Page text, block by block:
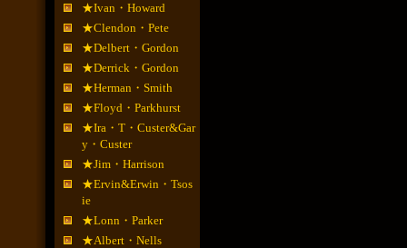
★Ivan・Howard
★Clendon・Pete
★Delbert・Gordon
★Derrick・Gordon
★Herman・Smith
★Floyd・Parkhurst
★Ira・T・Custer&Gar
y・Custer
★Jim・Harrison
★Ervin&Erwin・Tsos
ie
★Lonn・Parker
★Albert・Nells